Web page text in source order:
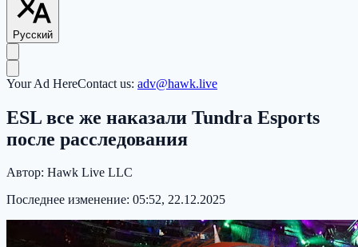
Русский
Your Ad HereContact us: adv@hawk.live
ESL все же наказали Tundra Esports
после расследования
Автор: Hawk Live LLC
Последнее изменение: 05:52, 22.12.2025